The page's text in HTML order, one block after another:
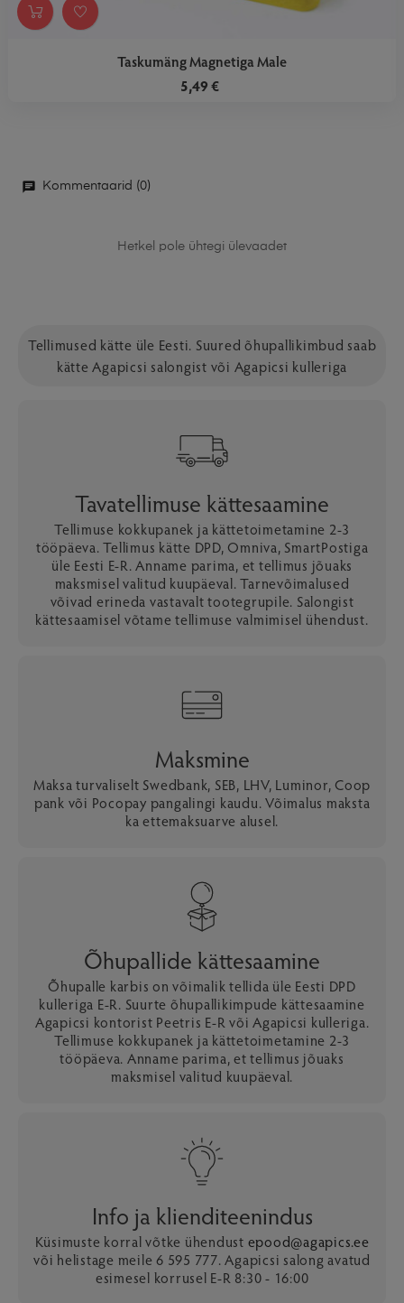
Taskumäng Magnetiga Male
5,49 €
Kommentaarid (0)
Hetkel pole ühtegi ülevaadet
Tellimused kätte üle Eesti. Suured õhupallikimbud saab
kätte Agapicsi salongist või Agapicsi kulleriga
Tavatellimuse kättesaamine
Tellimuse kokkupanek ja kättetoimetamine 2-3
tööpäeva. Tellimus kätte DPD, Omniva, SmartPostiga
üle Eesti E-R. Anname parima, et tellimus jõuaks
maksmisel valitud kuupäeval. Tarnevõimalused
võivad erineda vastavalt tootegrupile. Salongist
kättesaamisel võtame tellimuse valmimisel ühendust.
Maksmine
Maksa turvaliselt Swedbank, SEB, LHV, Luminor, Coop
pank või Pocopay pangalingi kaudu. Võimalus maksta
ka ettemaksuarve alusel.
Õhupallide kättesaamine
Õhupalle karbis on võimalik tellida üle Eesti DPD
kulleriga E-R. Suurte õhupallikimpude kättesaamine
Agapicsi kontorist Peetris E-R või Agapicsi kulleriga.
Tellimuse kokkupanek ja kättetoimetamine 2-3
tööpäeva. Anname parima, et tellimus jõuaks
maksmisel valitud kuupäeval.
Info ja klienditeenindus
Küsimuste korral võtke ühendust epood@agapics.ee
või helistage meile 6 595 777. Agapicsi salong avatud
esimesel korrusel E-R 8:30 - 16:00